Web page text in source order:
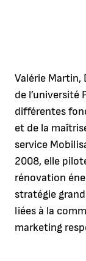
Valérie Martin,
de l’université
différentes
et de la
service
2008, elle
rénovation
stratégie
liées à la
marketing